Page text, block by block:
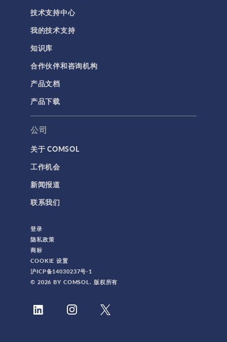
技术支持中心
我的技术支持
知识库
合作伙伴和咨询机构
产品文档
产品下载
公司
关于 COMSOL
工作机会
新闻报道
联系我们
登录
隐私政策
商标
COOKIE 设置
沪ICP备14030237号-1
© 2026 BY COMSOL. 版权所有